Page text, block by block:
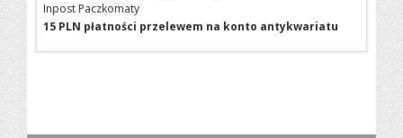
Inpost Paczkomaty
15 PLN płatności przelewem na konto antykwariatu